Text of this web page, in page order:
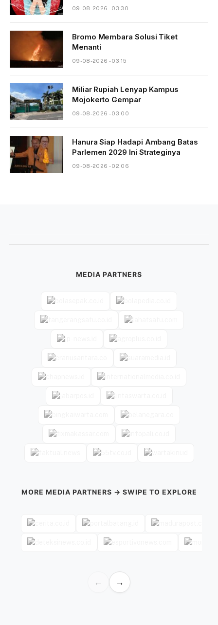
09-08-2026 - 03.30
Bromo Membara Solusi Tiket
Menanti
09-08-2026 - 03.15
Miliar Rupiah Lenyap Kampus
Mojokerto Gempar
09-08-2026 - 03.00
Hanura Siap Hadapi Ambang Batas
Parlemen 2029 Ini Strateginya
09-08-2026 - 02.06
MEDIA PARTNERS
MORE MEDIA PARTNERS → SWIPE TO EXPLORE
← →